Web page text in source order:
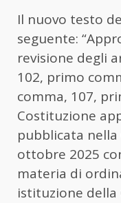
Il nuovo testo
seguente:
revisione degli
102, primo
comma, 107,
Costituzione
pubblicata nella
ottobre 2025
materia di
istituzione della